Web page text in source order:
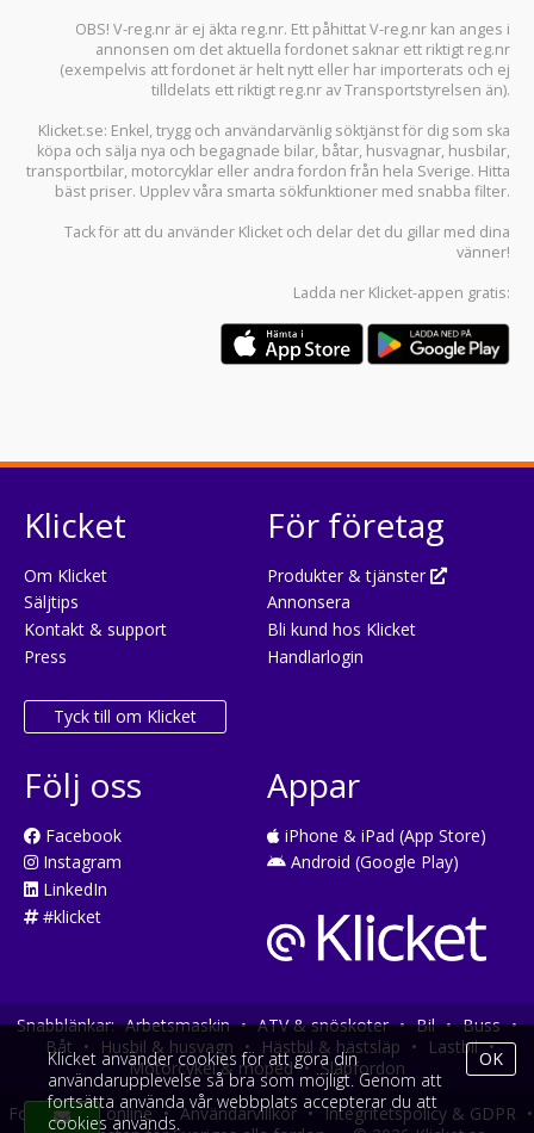
OBS! V-reg.nr är ej äkta reg.nr. Ett påhittat V-reg.nr kan anges i
annonsen om det aktuella fordonet saknar ett riktigt reg.nr
(exempelvis att fordonet är helt nytt eller har importerats och ej
tilldelats ett riktigt reg.nr av Transportstyrelsen än).
Klicket.se: Enkel, trygg och användarvänlig söktjänst för dig som ska
köpa och sälja nya och begagnade bilar, båtar, husvagnar, husbilar,
transportbilar, motorcyklar eller andra fordon från hela Sverige. Hitta
bäst priser. Upplev våra smarta sökfunktioner med snabba filter.
Tack för att du använder Klicket och delar det du gillar med dina
vänner!
Ladda ner Klicket-appen gratis:
Klicket
Om Klicket
Säljtips
Kontakt & support
Press
Tyck till om Klicket
För företag
Produkter & tjänster
Annonsera
Bli kund hos Klicket
Handlarlogin
Följ oss
Facebook
Instagram
LinkedIn
#klicket
Appar
iPhone & iPad (App Store)
Android (Google Play)
Snabblänkar: Arbetsmaskin • ATV & snöskoter • Bil • Buss •
Båt • Husbil & husvagn • Hästbil & hästsläp • Lastbil •
Motorcykel & moped • Släpfordon
Fordonsköp online • Användarvillkor • Integritetspolicy & GDPR •
Klicket använder cookies för att göra din
användarupplevelse så bra som möjligt. Genom att
fortsätta använda vår webbplats accepterar du att
cookies används.
OK